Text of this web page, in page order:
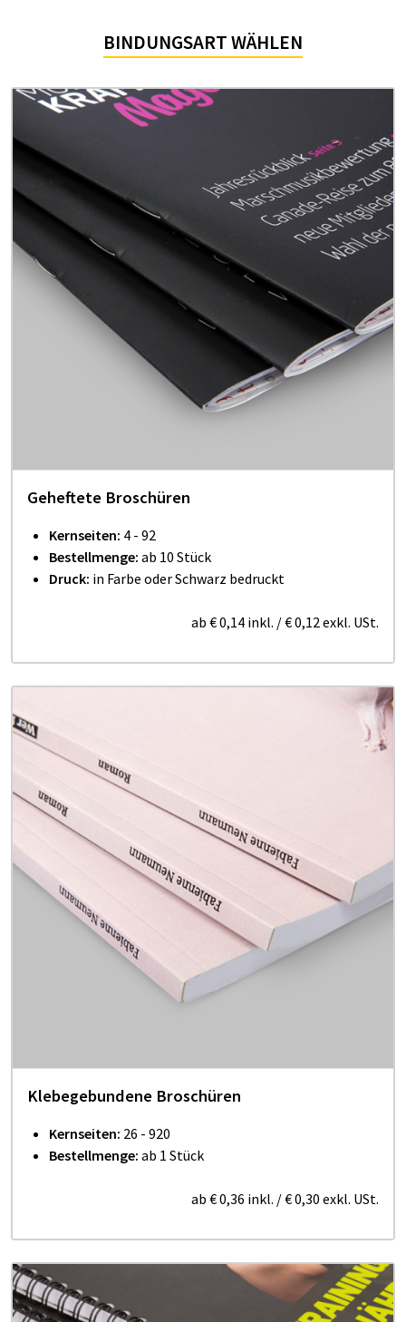
BINDUNGSART WÄHLEN
Geheftete Broschüren
Kernseiten: 4 - 92
Bestellmenge: ab 10 Stück
Druck: in Farbe oder Schwarz bedruckt
ab € 0,14 inkl. /€ 0,12exkl. USt.
Klebegebundene Broschüren
Kernseiten: 26 - 920
Bestellmenge: ab 1 Stück
ab € 0,36 inkl. /€ 0,30 exkl. USt.